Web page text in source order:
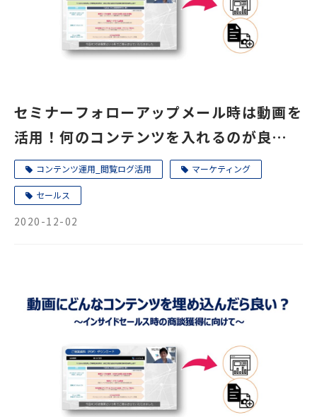
セミナーフォローアップメール時は動画を
活用！何のコンテンツを入れるのが良い
か？riclinkのデータで分析してみた
コンテンツ運用_閲覧ログ活用 マーケティング
セールス
2020-12-02